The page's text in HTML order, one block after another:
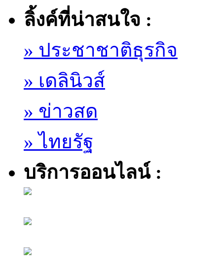
ลิ้งค์ที่น่าสนใจ :
» ประชาชาติธุรกิจ
» เดลินิวส์
» ข่าวสด
» ไทยรัฐ
บริการออนไลน์ :